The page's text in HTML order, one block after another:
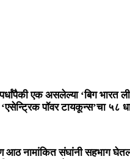
एक असलेल्या ‘बिग भारत
‘एसेन्ट्रिक पॉवर टायकून्स’चा
आठ नामांकित संघांनी